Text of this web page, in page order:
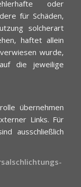
oder
für Schäden,
solcherart
haftet allein
wurde,
die jeweilige
übernehmen
Links. Für
ausschließlich